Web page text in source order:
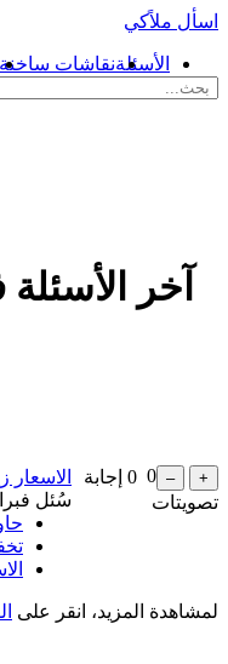
اسأل ملاًكي
الأسئلةنقاشات
آخر
0
تصويتات
0 إجابة
الاسعار
سُئل فبراير
لمشاهدة المزيد، انقر على
...